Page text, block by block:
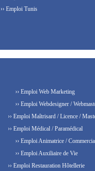
›› Emploi Tunis
›› Emploi Web Marketing
›› Emploi Webdesigner /
›› Emploi Maîtrisard / Licence /
›› Emploi Médical / Paramédical
›› Emploi Animatrice /
›› Emploi Auxiliaire de Vie
›› Emploi Restauration Hôtellerie